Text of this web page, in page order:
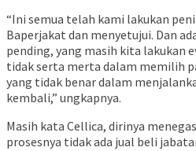
“Ini semua telah kami lakukan
Baperjakat dan menyetujui. Dan
pending, yang masih kita lakukan
tidak serta merta dalam memilih
yang tidak benar dalam
kembali,” ungkapnya.
Masih kata Cellica, dirinya
prosesnya tidak ada jual beli